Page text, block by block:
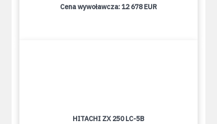
Cena wywoławcza:12 678 EUR
HITACHI ZX 250 LC-5B